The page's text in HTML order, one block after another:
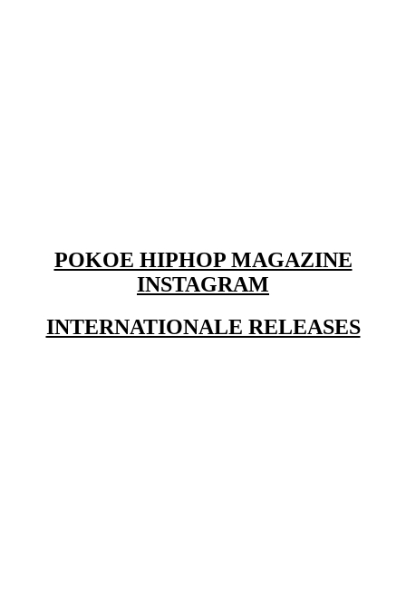
POKOE HIPHOP MAGAZINE
INSTAGRAM
INTERNATIONALE RELEASES